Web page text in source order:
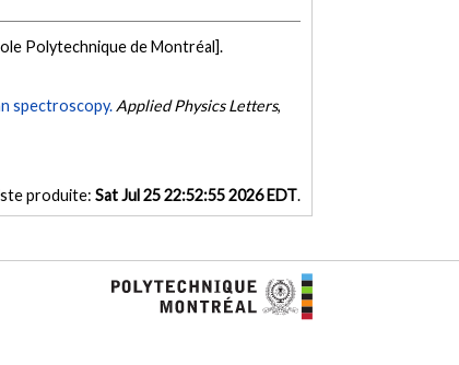
Polytechnique de Montréal].
spectroscopy. Applied Physics Letters,
produite: Sat Jul 25 22:52:55 2026 EDT.